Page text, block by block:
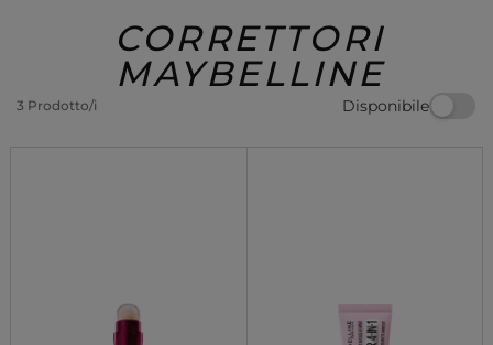
Regalo
CORRETTORI
MAYBELLINE
3 Prodotto/i Disponibile